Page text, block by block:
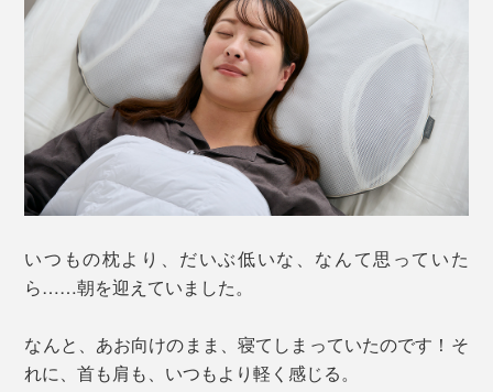
いつもの枕より、だいぶ低いな、なんて思っていた
ら……朝を迎えていました。
なんと、あお向けのまま、寝てしまっていたのです！そ
れに、首も肩も、いつもより軽く感じる。